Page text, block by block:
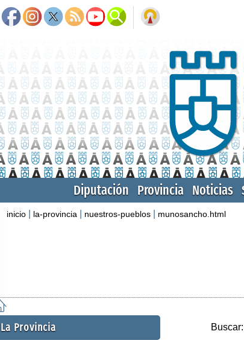
Diputación Provincia Noticias
inicio la-provincia nuestros-pueblos munosancho.html
La Provincia Buscar: